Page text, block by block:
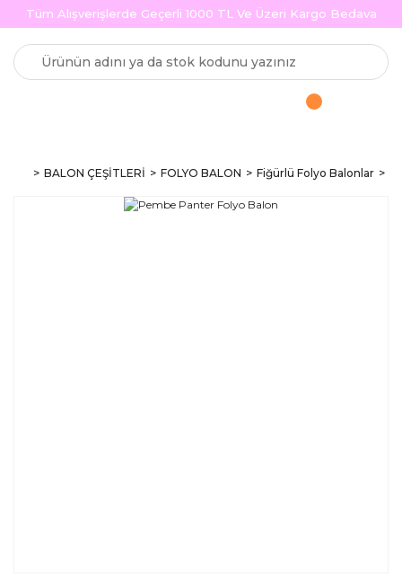
Tüm Alışverişlerde Geçerli 1000 TL Ve Üzeri Kargo Bedava
BALON ÇEŞİTLERİ FOLYO BALON Fiğürlü Folyo Balonlar